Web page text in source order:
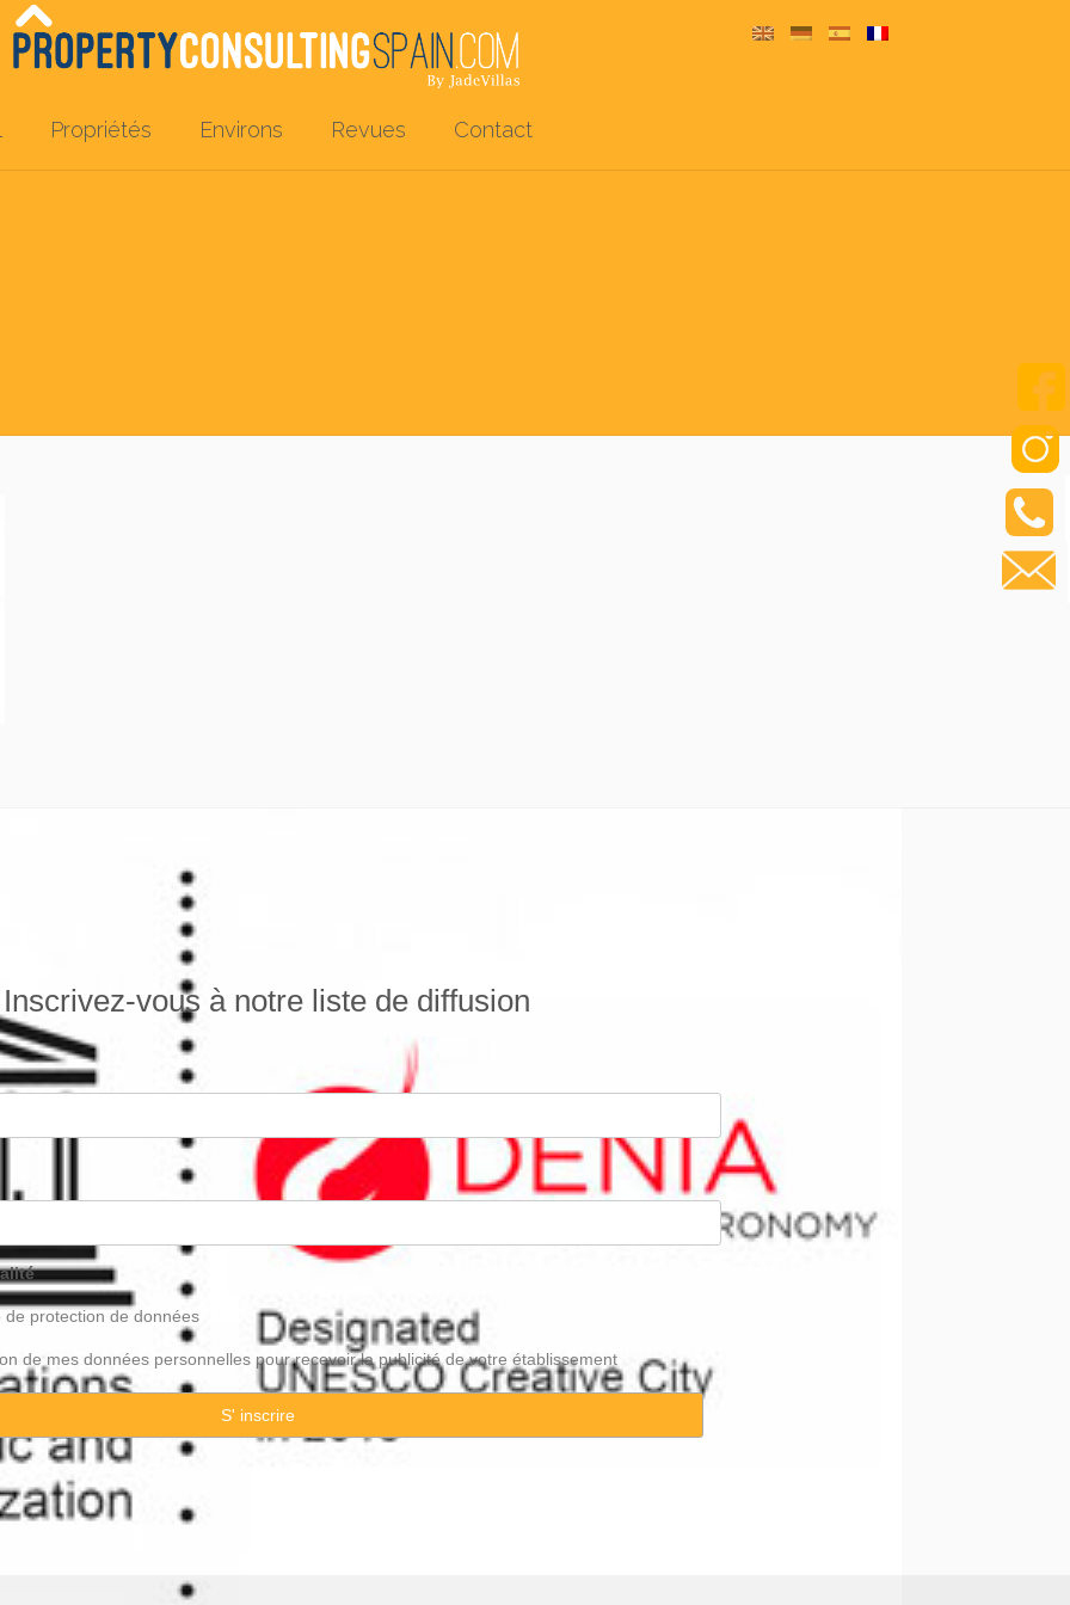
Propriétés Environs Revues Contact
Inscrivez-vous à notre liste de diffusion
de protection de données
de mes données personnelles pour recevoir la publicité de votre établissement